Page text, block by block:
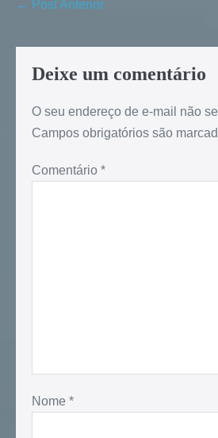
← Post Anterior
Deixe um comentário
O seu endereço de e-mail não
Campos obrigatórios são
Comentário *
Nome *